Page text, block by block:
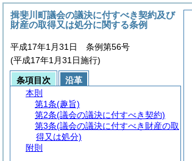
揖斐川町議会の議決に付すべき契約及び
財産の取得又は処分に関する条例
平成17年1月31日 条例第56号
(平成17年1月31日施行)
条項目次
沿革
本則
第1条(趣旨)
第2条(議会の議決に付すべき契約)
第3条(議会の議決に付すべき財産の取
得又は処分)
附則